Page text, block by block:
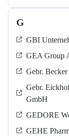
G
GBI
GEA Group
Gebr.
Gebr.
GmbH
GEDORE
GEHE